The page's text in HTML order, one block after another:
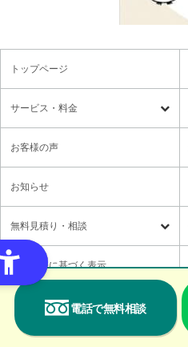
電話で無料相談
トップページ
サービス・料金
遺品整理
特殊清掃・孤独死
各種セミナーのご案内
お客様の声
お知らせ
無料⾒積り・相談
無料⾒積り・相談
ご意見箱
取材・講演依頼
特定商法に基づく表示
個人情報取り扱い